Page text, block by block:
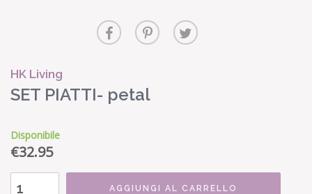
HK Living
SET PIATTI- petal
Disponibile
€32.95
AGGIUNGI AL CARRELLO